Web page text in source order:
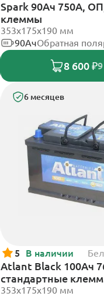
Spark 90Ач 750А,
клеммы
353х175х190 мм
90АчОбратная
8 600 ₽
6 месяцев
5 В наличии
Atlant Black 100Ач
стандартные
353х175х190 мм